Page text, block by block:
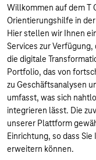
Willkommen auf dem T
Orientierungshilfe in
Hier stellen wir Ihnen
Services zur
die digitale
Portfolio, das von
zu Geschäftsanalysen
umfasst, was sich
integrieren lässt. Die
unserer Plattform
Einrichtung, so dass
erweitern können.